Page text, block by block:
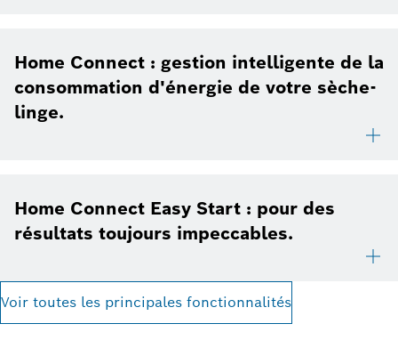
Home Connect : gestion intelligente de la
consommation d'énergie de votre sèche-
linge.
Home Connect Easy Start : pour des
résultats toujours impeccables.
Voir toutes les principales fonctionnalités